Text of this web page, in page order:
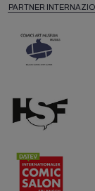
PARTNER